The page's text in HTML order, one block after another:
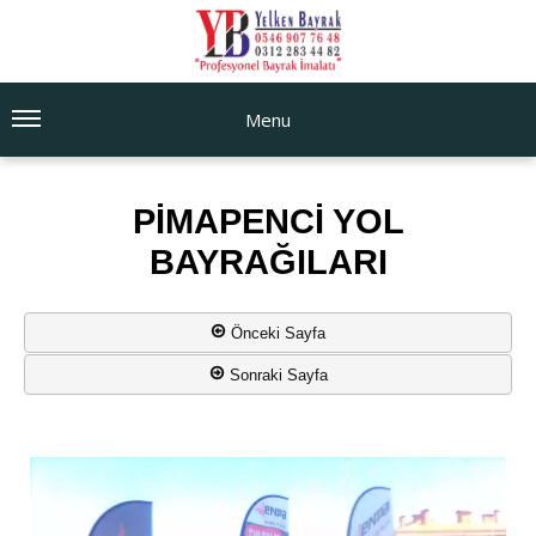
Menu
PİMAPENCİ YOL
BAYRAĞILARI
Önceki Sayfa
Sonraki Sayfa